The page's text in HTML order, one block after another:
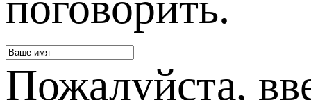
Пожалуйста,